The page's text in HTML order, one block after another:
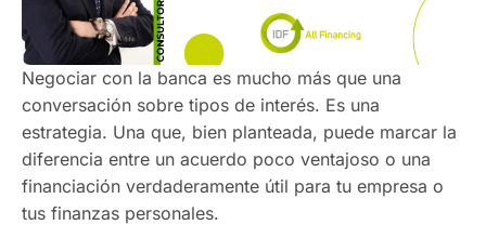
Negociar con la banca es mucho más que una
conversación sobre tipos de interés. Es una
estrategia. Una que, bien planteada, puede marcar la
diferencia entre un acuerdo poco ventajoso o una
financiación verdaderamente útil para tu empresa o
tus finanzas personales.